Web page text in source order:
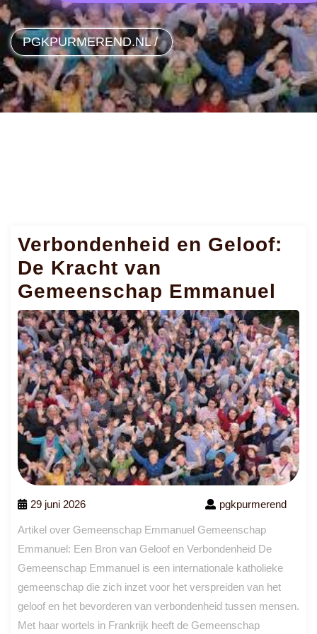
PGKPURMEREND.NL /
Verbondenheid en Geloof:
De Kracht van
Gemeenschap Emmanuel
29 juni 2026 pgkpurmerend
Artikel over Gemeenschap Emmanuel Gemeenschap
Emmanuel: Een Bron van Geloof en Verbondenheid De
Gemeenschap Emmanuel is een internationale katholieke
gemeenschap die zich inzet voor het verspreiden van het
geloof en het bevorderen van verbondenheid tussen mensen.
Met haar wortels in Frankrijk heeft de Gemeenschap